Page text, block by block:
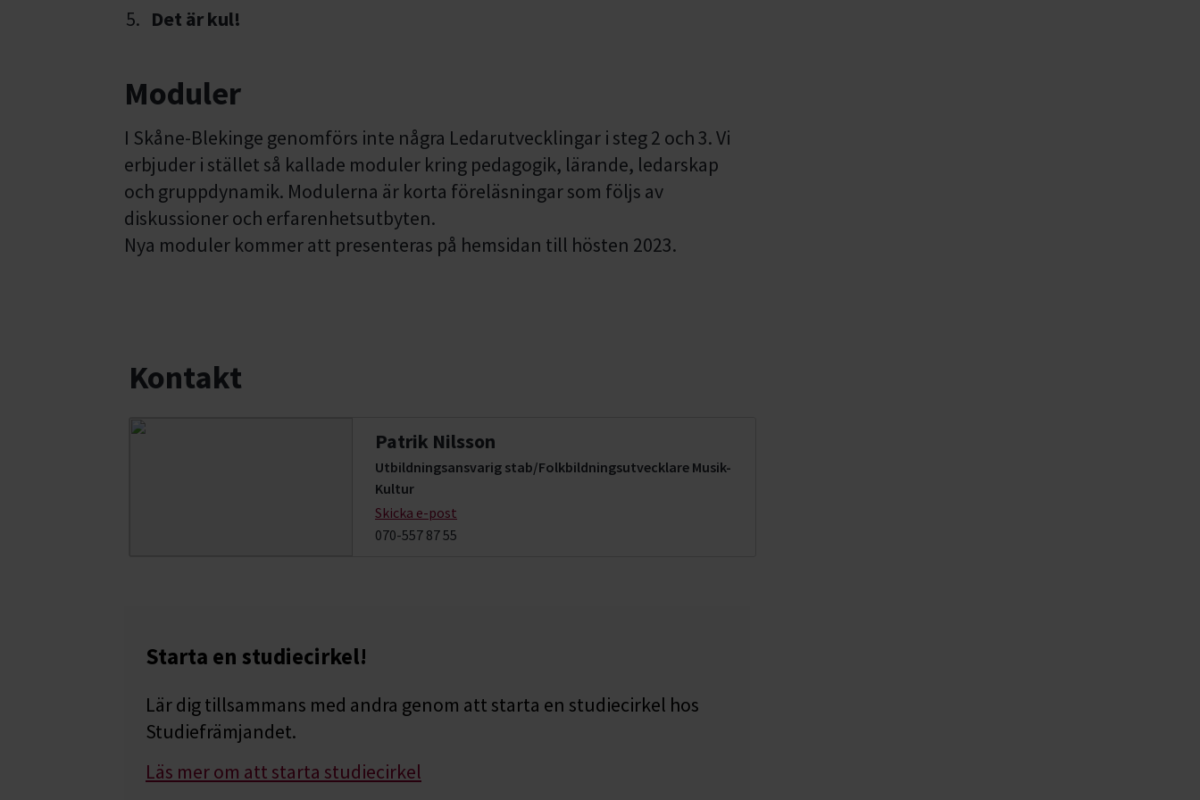
Det är kul!
Moduler
I Skåne-Blekinge genomförs inte några Ledarutvecklingar i steg 2 och 3. Vi
erbjuder i stället så kallade moduler kring pedagogik, lärande, ledarskap
och gruppdynamik. Modulerna är korta föreläsningar som följs av
diskussioner och erfarenhetsutbyten.
Nya moduler kommer att presenteras på hemsidan till hösten 2023.
Kontakt
Patrik Nilsson
Utbildningsansvarig stab/Folkbildningsutvecklare Musik-
Kultur
Skicka e-post
070-557 87 55
Starta en studiecirkel!
Lär dig tillsammans med andra genom att starta en studiecirkel hos
Studiefrämjandet.
Läs mer om att starta studiecirkel